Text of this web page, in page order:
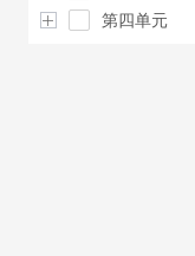
第四单元